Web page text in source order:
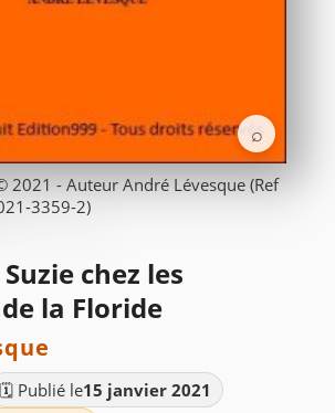
⌕
2021 - Auteur André Lévesque (Ref
3359-2)
chez les
la Floride
🗓️ Publié le15 janvier 2021